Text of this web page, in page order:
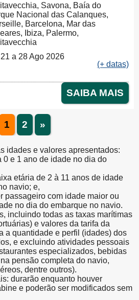
Savona, Baía do
Nacional das Calanques,
Barcelona, Mar das
Ibiza, Palermo,
a 28 Ago 2026
(+ datas)
SAIBA MAIS
1 2 »
idades e valores apresentados:
0 e 1 ano de idade no dia do
etária de 2 à 11 anos de idade
navio; e,
passageiro com idade maior ou
no dia do embarque no navio.
incluindo todas as taxas marítimas
e valores da tarifa da
a quantidade e perfil (idades) dos
e excluindo atividades pessoais
especializados, bebidas
pensão completa do navio,
dentre outros).
durarão enquanto houver
e poderão ser modificados sem